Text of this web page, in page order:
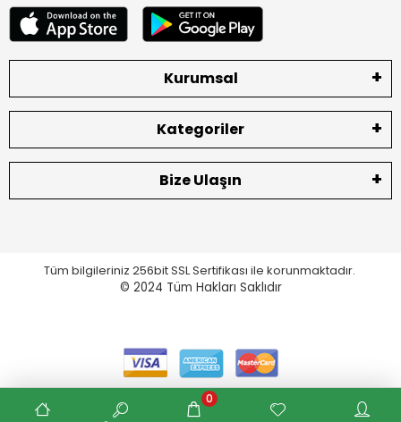
Kurumsal
Kategoriler
Bize Ulaşın
Tüm bilgileriniz 256bit SSL Sertifikası ile korunmaktadır.
© 2024 Tüm Hakları Saklıdır
0